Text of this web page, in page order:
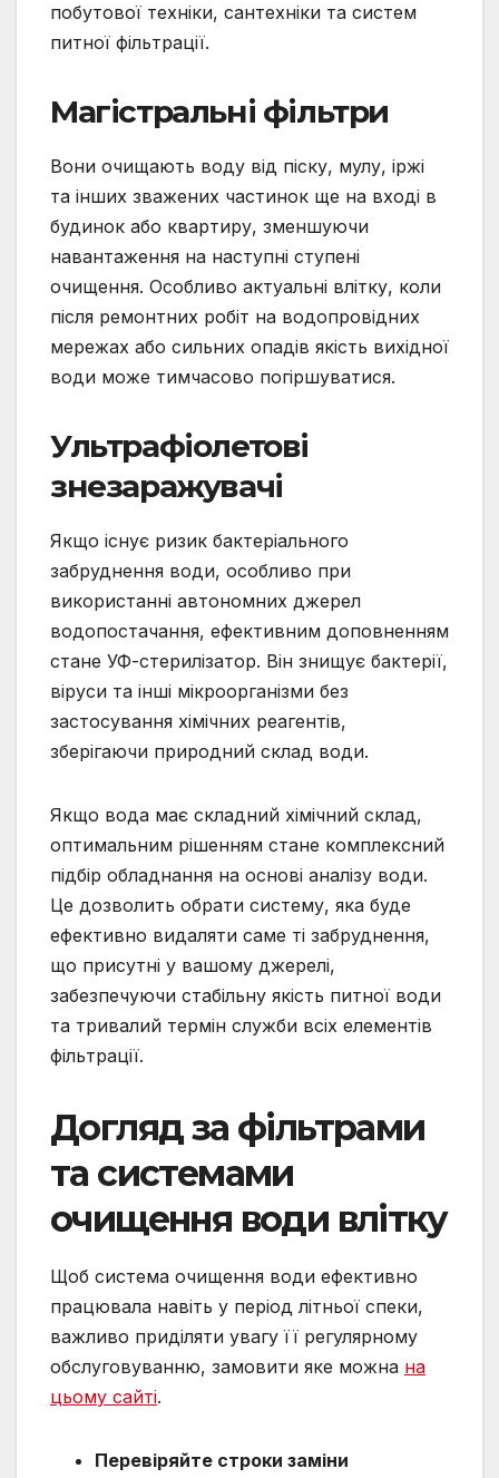
побутової техніки, сантехніки та систем
питної фільтрації.
Магістральні фільтри
Вони очищають воду від піску, мулу, іржі
та інших зважених частинок ще на вході в
будинок або квартиру, зменшуючи
навантаження на наступні ступені
очищення. Особливо актуальні влітку, коли
після ремонтних робіт на водопровідних
мережах або сильних опадів якість вихідної
води може тимчасово погіршуватися.
Ультрафіолетові
знезаражувачі
Якщо існує ризик бактеріального
забруднення води, особливо при
використанні автономних джерел
водопостачання, ефективним доповненням
стане УФ-стерилізатор. Він знищує бактерії,
віруси та інші мікроорганізми без
застосування хімічних реагентів,
зберігаючи природний склад води.
Якщо вода має складний хімічний склад,
оптимальним рішенням стане комплексний
підбір обладнання на основі аналізу води.
Це дозволить обрати систему, яка буде
ефективно видаляти саме ті забруднення,
що присутні у вашому джерелі,
забезпечуючи стабільну якість питної води
та тривалий термін служби всіх елементів
фільтрації.
Догляд за фільтрами
та системами
очищення води влітку
Щоб система очищення води ефективно
працювала навіть у період літньої спеки,
важливо приділяти увагу її регулярному
обслуговуванню, замовити яке можна на
цьому сайті.
Перевіряйте строки заміни